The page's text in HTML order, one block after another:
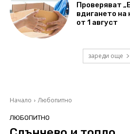
Проверяват
вдигането на
от 1 август
зареди още